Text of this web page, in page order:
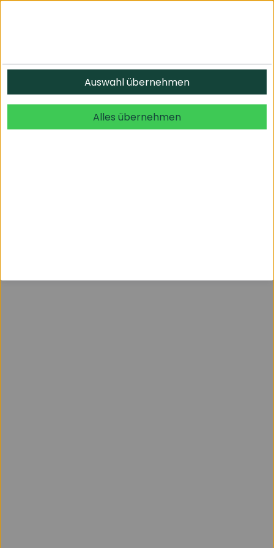
© 2026 undefined. alle Rechte vorbehalten.
Auswahl übernehmen
Alles übernehmen